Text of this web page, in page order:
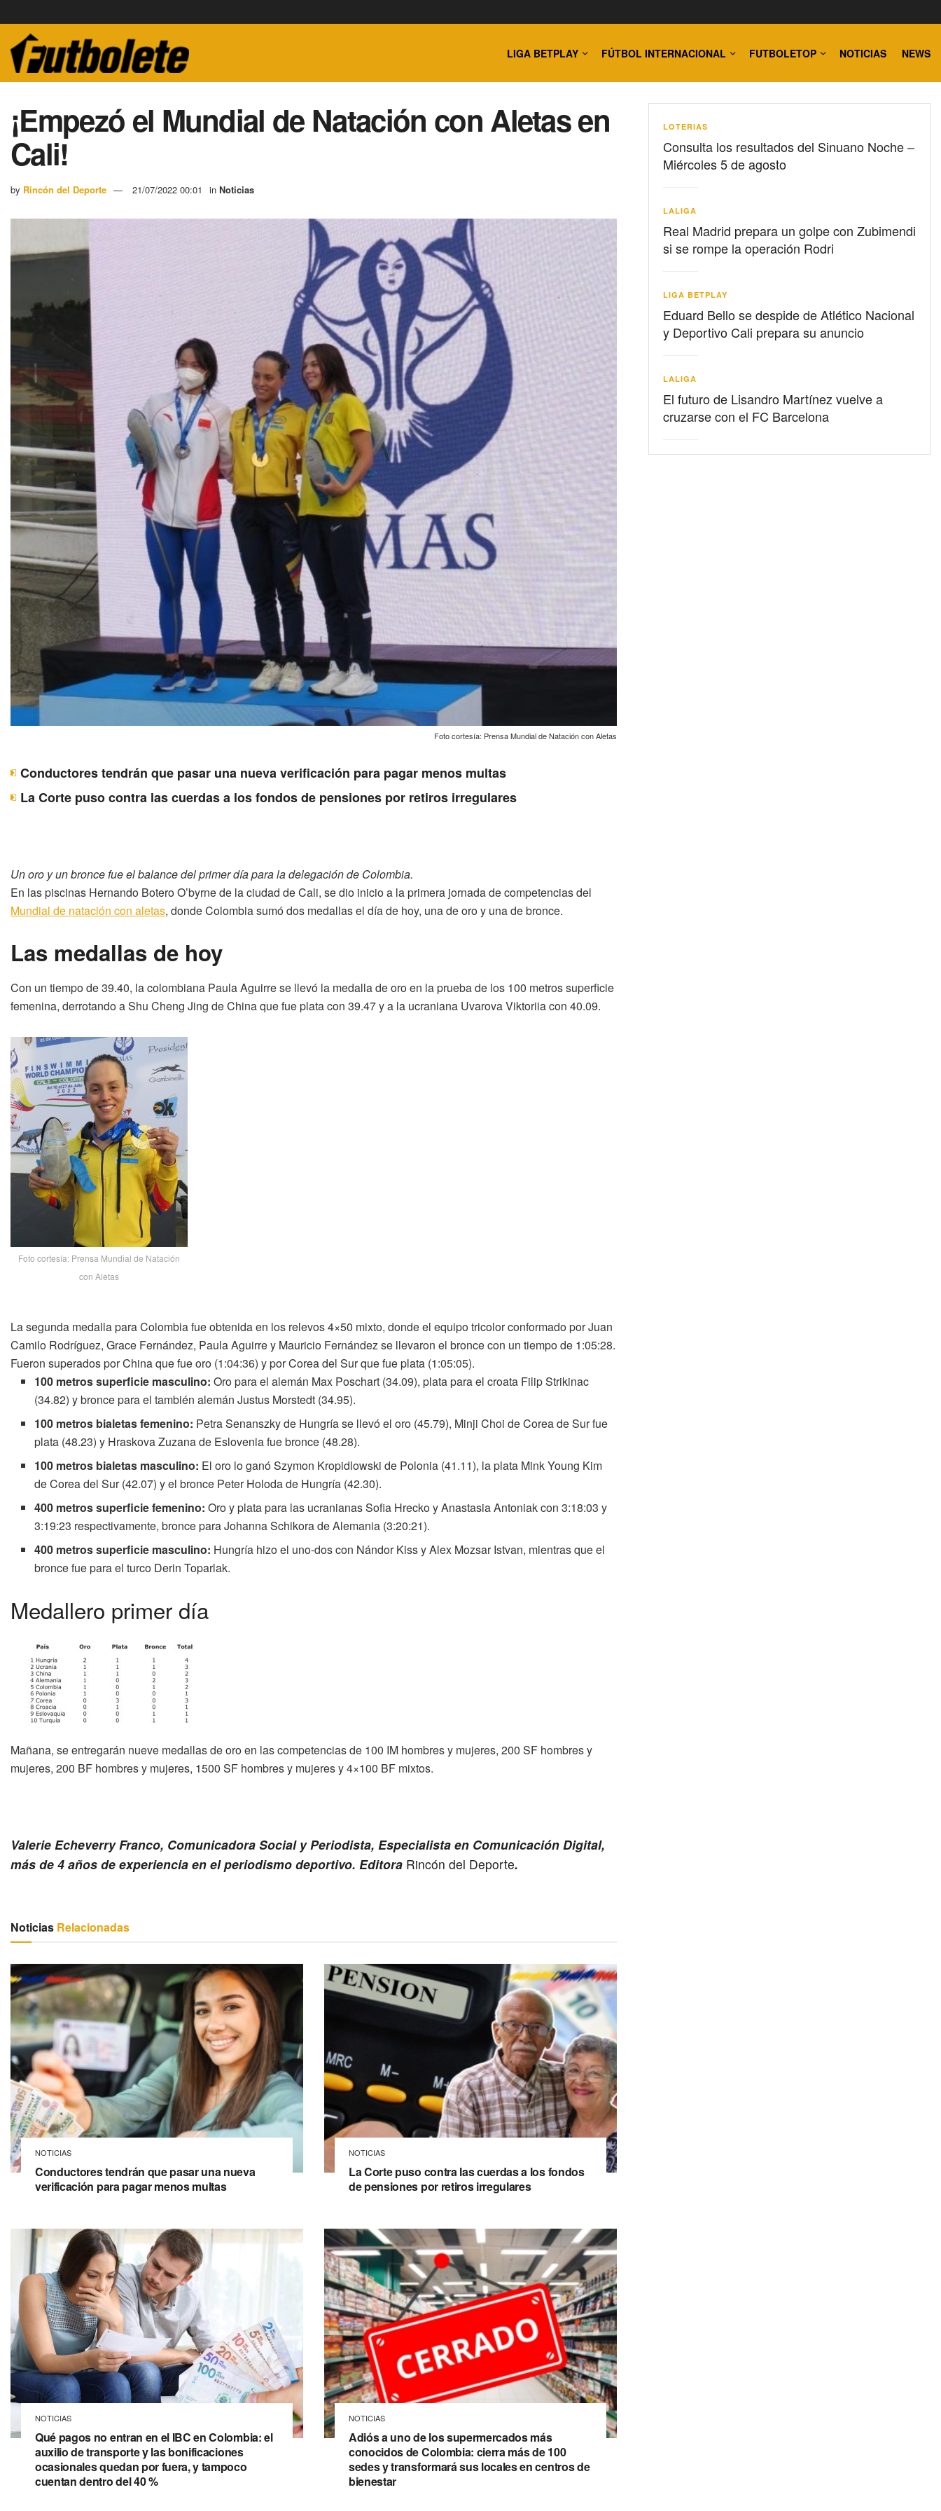
LIGA BETPLAY FÚTBOL INTERNACIONAL FUTBOLETOP NOTICIAS NEWS
¡Empezó el Mundial de Natación con Aletas en
Cali!
by Rincón del Deporte 21/07/2022 00:01 in Noticias
Foto cortesía: Prensa Mundial de Natación con Aletas
Conductores tendrán que pasar una nueva verificación para pagar menos multas
La Corte puso contra las cuerdas a los fondos de pensiones por retiros irregulares
Un oro y un bronce fue el balance del primer día para la delegación de Colombia.
En las piscinas Hernando Botero O’byrne de la ciudad de Cali, se dio inicio a la primera jornada de competencias del
Mundial de natación con aletas, donde Colombia sumó dos medallas el día de hoy, una de oro y una de bronce.
Las medallas de hoy
Con un tiempo de 39.40, la colombiana Paula Aguirre se llevó la medalla de oro en la prueba de los 100 metros superficie
femenina, derrotando a Shu Cheng Jing de China que fue plata con 39.47 y a la ucraniana Uvarova Viktoriia con 40.09.
Foto cortesía: Prensa Mundial de Natación
con Aletas
La segunda medalla para Colombia fue obtenida en los relevos 4×50 mixto, donde el equipo tricolor conformado por Juan
Camilo Rodríguez, Grace Fernández, Paula Aguirre y Mauricio Fernández se llevaron el bronce con un tiempo de 1:05:28.
Fueron superados por China que fue oro (1:04:36) y por Corea del Sur que fue plata (1:05:05).
100 metros superficie masculino: Oro para el alemán Max Poschart (34.09), plata para el croata Filip Strikinac
(34.82) y bronce para el también alemán Justus Morstedt (34.95).
100 metros bialetas femenino: Petra Senanszky de Hungría se llevó el oro (45.79), Minji Choi de Corea de Sur fue
plata (48.23) y Hraskova Zuzana de Eslovenia fue bronce (48.28).
100 metros bialetas masculino: El oro lo ganó Szymon Kropidlowski de Polonia (41.11), la plata Mink Young Kim
de Corea del Sur (42.07) y el bronce Peter Holoda de Hungría (42.30).
400 metros superficie femenino: Oro y plata para las ucranianas Sofia Hrecko y Anastasia Antoniak con 3:18:03 y
3:19:23 respectivamente, bronce para Johanna Schikora de Alemania (3:20:21).
400 metros superficie masculino: Hungría hizo el uno-dos con Nándor Kiss y Alex Mozsar Istvan, mientras que el
bronce fue para el turco Derin Toparlak.
Medallero primer día
Mañana, se entregarán nueve medallas de oro en las competencias de 100 IM hombres y mujeres, 200 SF hombres y
mujeres, 200 BF hombres y mujeres, 1500 SF hombres y mujeres y 4×100 BF mixtos.
Valerie Echeverry Franco, Comunicadora Social y Periodista, Especialista en Comunicación Digital,
más de 4 años de experiencia en el periodismo deportivo. Editora Rincón del Deporte.
Noticias Relacionadas
NOTICIAS
Conductores tendrán que pasar una nueva
verificación para pagar menos multas
NOTICIAS
La Corte puso contra las cuerdas a los fondos
de pensiones por retiros irregulares
NOTICIAS
Qué pagos no entran en el IBC en Colombia: el
auxilio de transporte y las bonificaciones
ocasionales quedan por fuera, y tampoco
cuentan dentro del 40 %
NOTICIAS
Adiós a uno de los supermercados más
conocidos de Colombia: cierra más de 100
sedes y transformará sus locales en centros de
bienestar
LOTERIAS
Consulta los resultados del Sinuano Noche –
Miércoles 5 de agosto
LALIGA
Real Madrid prepara un golpe con Zubimendi
si se rompe la operación Rodri
LIGA BETPLAY
Eduard Bello se despide de Atlético Nacional
y Deportivo Cali prepara su anuncio
LALIGA
El futuro de Lisandro Martínez vuelve a
cruzarse con el FC Barcelona